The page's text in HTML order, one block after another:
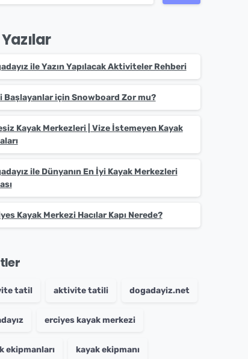
ile Yazın Yapılacak Aktiviteler Rehberi
Başlayanlar için Snowboard Zor mu?
Kayak Merkezleri | Vize İstemeyen Kayak
ile Dünyanın En İyi Kayak Merkezleri
Kayak Merkezi Hacılar Kapı Nerede?
tatil aktivite tatili dogadayiz.net
erciyes kayak merkezi
ekipmanları kayak ekipmanı